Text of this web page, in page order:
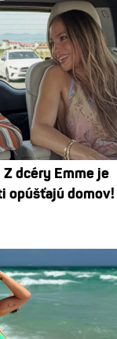
dcéry Emme je
opúšťajú domov!